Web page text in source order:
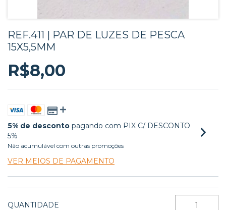
REF.411 | PAR DE LUZES DE PESCA
15X5,5MM
R$8,00
5% de desconto pagando com PIX C/ DESCONTO
5%
Não acumulável com outras promoções
VER MEIOS DE PAGAMENTO
QUANTIDADE